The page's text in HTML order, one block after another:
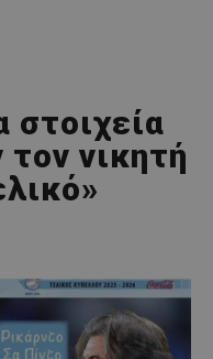
στοιχεία
νικητή